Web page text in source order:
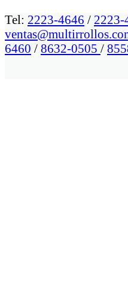
Tel: 2223-4646 / 2223-
6460 / 8632-0505 /